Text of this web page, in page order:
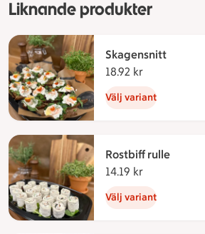
Liknande produkter
Skagensnitt
18.92 kr
Välj variant
Rostbiff rulle
14.19 kr
Välj variant